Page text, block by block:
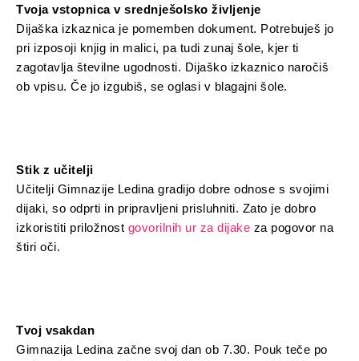
Tvoja vstopnica v srednješolsko življenje
Dijaška izkaznica je pomemben dokument. Potrebuješ jo
pri izposoji knjig in malici, pa tudi zunaj šole, kjer ti
zagotavlja številne ugodnosti. Dijaško izkaznico naročiš
ob vpisu. Če jo izgubiš, se oglasi v blagajni šole.
Stik z učitelji
Učitelji Gimnazije Ledina gradijo dobre odnose s svojimi
dijaki, so odprti in pripravljeni prisluhniti. Zato je dobro
izkoristiti priložnost govorilnih ur za dijake za pogovor na
štiri oči.
Tvoj vsakdan
Gimnazija Ledina začne svoj dan ob 7.30. Pouk teče po